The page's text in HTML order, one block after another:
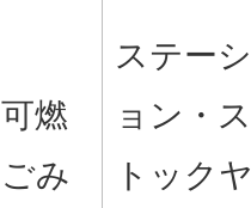
可燃
ごみ
ステーシ
ョン・ス
トック